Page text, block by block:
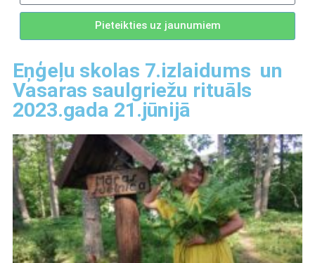
Pieteikties uz jaunumiem
Eņģeļu skolas 7.izlaidums un
Vasaras saulgriežu rituāls
2023.gada 21.jūnijā